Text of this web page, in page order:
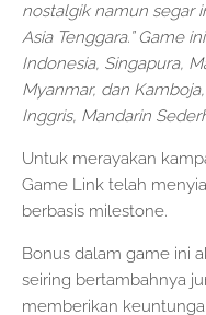
nostalgik namun segar
Asia Tenggara.” Game
Indonesia, Singapura,
Myanmar, dan
Inggris, Mandarin
Untuk merayakan
Game Link telah
berbasis milestone.
Bonus dalam game ini
seiring bertambahnya
memberikan